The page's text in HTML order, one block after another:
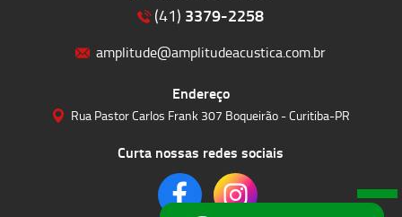
(41) 3379-2258
amplitude@amplitudeacustica.com.br
Endereço
Rua Pastor Carlos Frank 307 Boqueirão - Curitiba-PR
Curta nossas redes sociais